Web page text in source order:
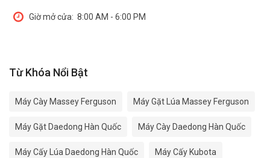
Giờ mở cửa: 8:00 AM - 6:00 PM
Từ Khóa Nổi Bật
Máy Cày Massey Ferguson Máy Gặt Lúa Massey Ferguson
Máy Gặt Daedong Hàn Quốc Máy Cày Daedong Hàn Quốc
Máy Cấy Lúa Daedong Hàn Quốc Máy Cấy Kubota